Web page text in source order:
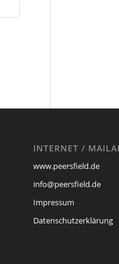
INTERNET /
www.peersfield.de
info@peersfield.de
Impressum
Datenschutzerklärung